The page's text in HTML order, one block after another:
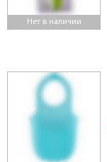
Нет в наличии